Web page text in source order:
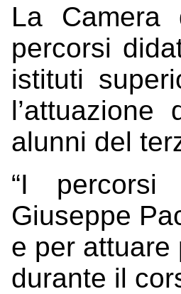
La Camera
percorsi
istituti
alunni del
“I percorsi
Giuseppe
e per attuare
durante il